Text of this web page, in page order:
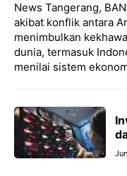
News Tangerang,
akibat konflik antara
menimbulkan
dunia, termasuk
menilai sistem